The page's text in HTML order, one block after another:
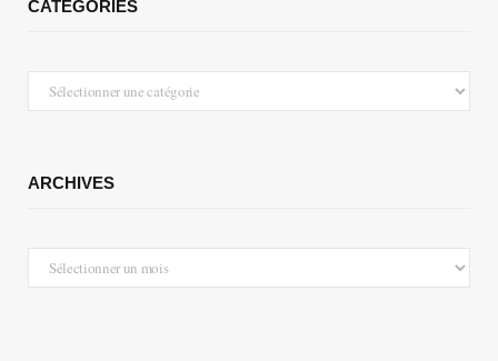
CATÉGORIES
Catégories
ARCHIVES
Archives